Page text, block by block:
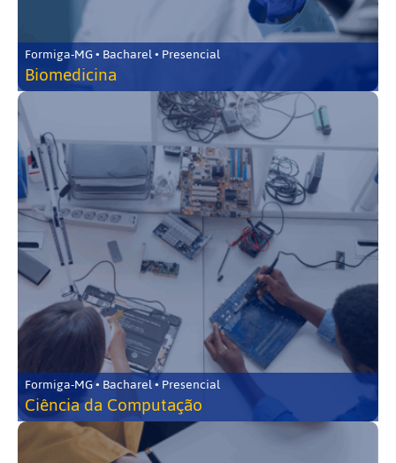
Formiga-MG • Bacharel • Presencial
Biomedicina
Formiga-MG • Bacharel • Presencial
Ciência da Computação